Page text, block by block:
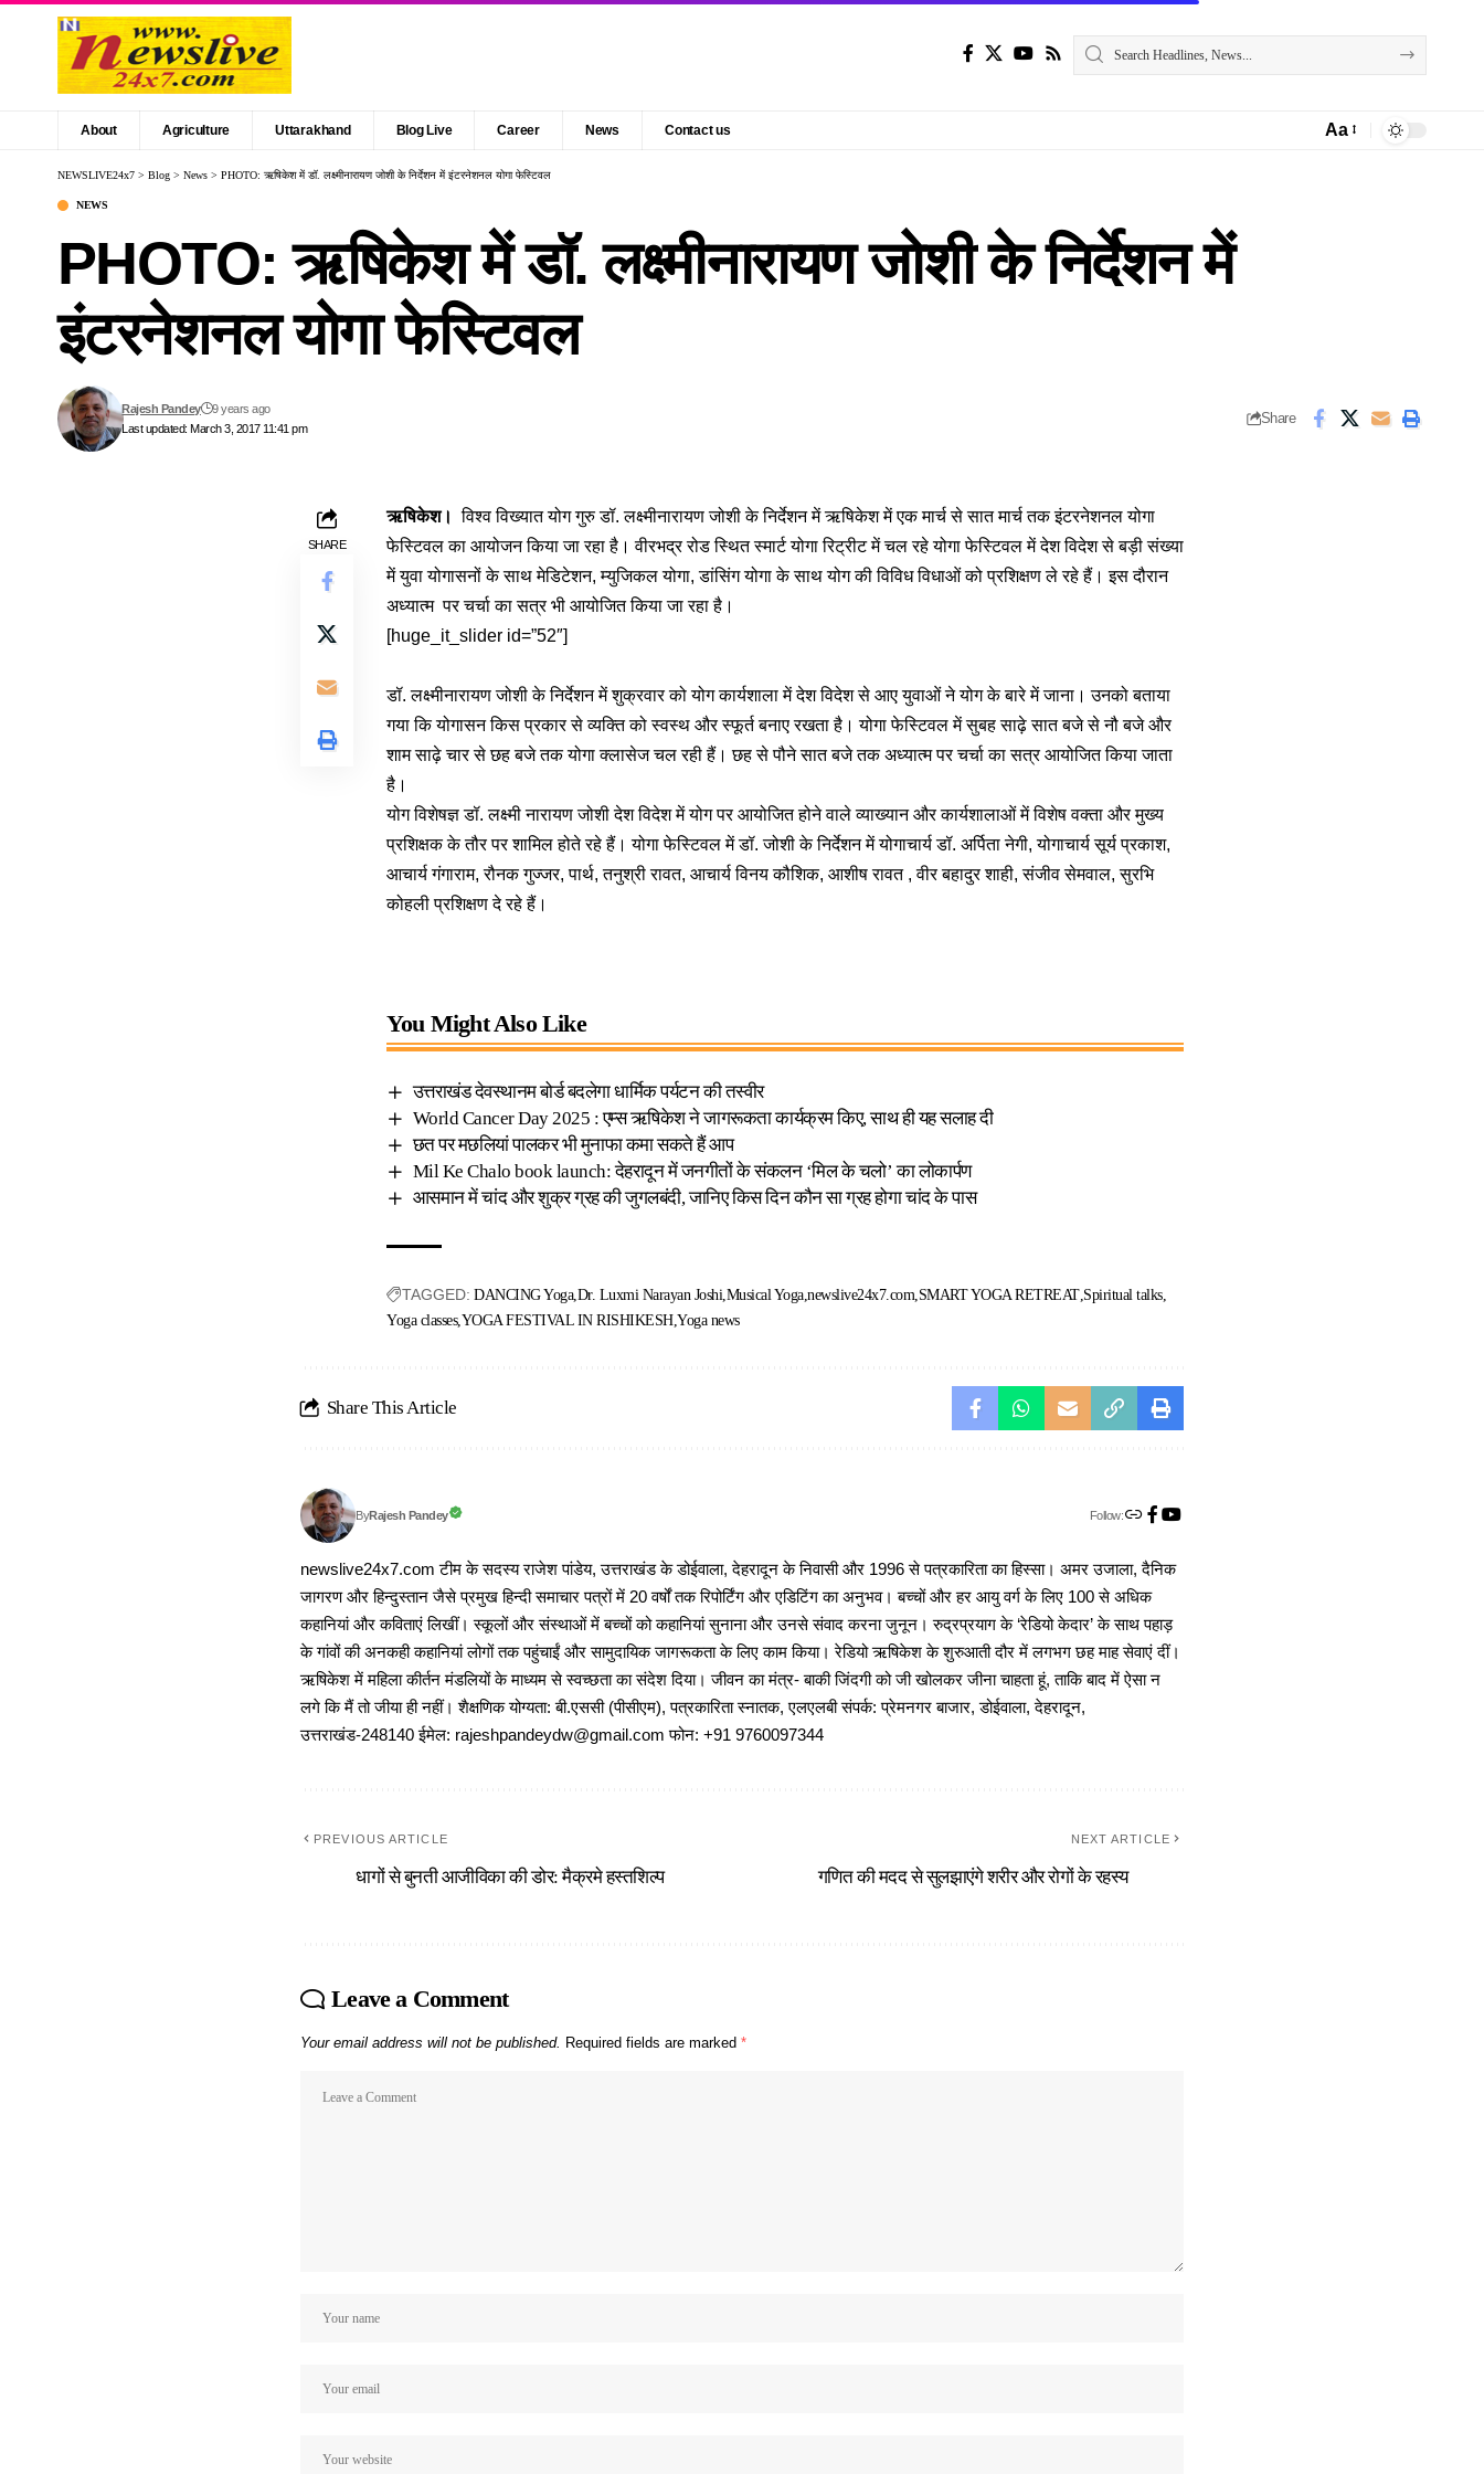
About Agriculture Uttarakhand Blog Live Career News Contact us Aa
NEWSLIVE24x7 > Blog > News > PHOTO: ऋषिकेश में डॉ. लक्ष्मीनारायण जोशी के निर्देशन में इंटरनेशनल योगा फेस्टिवल
NEWS
PHOTO: ऋषिकेश में डॉ. लक्ष्मीनारायण जोशी के निर्देशन में
इंटरनेशनल योगा फेस्टिवल
Last updated: March 3, 2017 11:41 pm
Rajesh Pandey 9 years ago
Share
SHARE
ऋषिकेश। विश्व विख्यात योग गुरु डॉ. लक्ष्मीनारायण जोशी के निर्देशन में ऋषिकेश में एक मार्च से सात मार्च तक इंटरनेशनल योगा
फेस्टिवल का आयोजन किया जा रहा है। वीरभद्र रोड स्थित स्मार्ट योगा रिट्रीट में चल रहे योगा फेस्टिवल में देश विदेश से बड़ी संख्या
में युवा योगासनों के साथ मेडिटेशन, म्युजिकल योगा, डांसिंग योगा के साथ योग की विविध विधाओं को प्रशिक्षण ले रहे हैं। इस दौरान
अध्यात्म पर चर्चा का सत्र भी आयोजित किया जा रहा है।
[huge_it_slider id=”52″]
डॉ. लक्ष्मीनारायण जोशी के निर्देशन में शुक्रवार को योग कार्यशाला में देश विदेश से आए युवाओं ने योग के बारे में जाना। उनको बताया
गया कि योगासन किस प्रकार से व्यक्ति को स्वस्थ और स्फूर्त बनाए रखता है। योगा फेस्टिवल में सुबह साढ़े सात बजे से नौ बजे और
शाम साढ़े चार से छह बजे तक योगा क्लासेज चल रही हैं। छह से पौने सात बजे तक अध्यात्म पर चर्चा का सत्र आयोजित किया जाता
है।
योग विशेषज्ञ डॉ. लक्ष्मी नारायण जोशी देश विदेश में योग पर आयोजित होने वाले व्याख्यान और कार्यशालाओं में विशेष वक्ता और मुख्य
प्रशिक्षक के तौर पर शामिल होते रहे हैं। योगा फेस्टिवल में डॉ. जोशी के निर्देशन में योगाचार्य डॉ. अर्पिता नेगी, योगाचार्य सूर्य प्रकाश,
आचार्य गंगाराम, रौनक गुज्जर, पार्थ, तनुश्री रावत, आचार्य विनय कौशिक, आशीष रावत , वीर बहादुर शाही, संजीव सेमवाल, सुरभि
कोहली प्रशिक्षण दे रहे हैं।
You Might Also Like
उत्तराखंड देवस्थानम बोर्ड बदलेगा धार्मिक पर्यटन की तस्वीर
World Cancer Day 2025 : एम्स ऋषिकेश ने जागरूकता कार्यक्रम किए, साथ ही यह सलाह दी
छत पर मछलियां पालकर भी मुनाफा कमा सकते हैं आप
Mil Ke Chalo book launch: देहरादून में जनगीतों के संकलन ‘मिल के चलो’ का लोकार्पण
आसमान में चांद और शुक्र ग्रह की जुगलबंदी, जानिए किस दिन कौन सा ग्रह होगा चांद के पास
TAGGED: DANCING Yoga Dr. Luxmi Narayan Joshi Musical Yoga newslive24x7.com SMART YOGA RETREAT Spiritual talks
Yoga classes YOGA FESTIVAL IN RISHIKESH Yoga news
Share This Article
ByRajesh Pandey Follow:
newslive24x7.com टीम के सदस्य राजेश पांडेय, उत्तराखंड के डोईवाला, देहरादून के निवासी और 1996 से पत्रकारिता का हिस्सा। अमर उजाला, दैनिक
जागरण और हिन्दुस्तान जैसे प्रमुख हिन्दी समाचार पत्रों में 20 वर्षों तक रिपोर्टिंग और एडिटिंग का अनुभव। बच्चों और हर आयु वर्ग के लिए 100 से अधिक
कहानियां और कविताएं लिखीं। स्कूलों और संस्थाओं में बच्चों को कहानियां सुनाना और उनसे संवाद करना जुनून। रुद्रप्रयाग के ‘रेडियो केदार’ के साथ पहाड़
के गांवों की अनकही कहानियां लोगों तक पहुंचाईं और सामुदायिक जागरूकता के लिए काम किया। रेडियो ऋषिकेश के शुरुआती दौर में लगभग छह माह सेवाएं दीं।
ऋषिकेश में महिला कीर्तन मंडलियों के माध्यम से स्वच्छता का संदेश दिया। जीवन का मंत्र- बाकी जिंदगी को जी खोलकर जीना चाहता हूं, ताकि बाद में ऐसा न
लगे कि मैं तो जीया ही नहीं। शैक्षणिक योग्यता: बी.एससी (पीसीएम), पत्रकारिता स्नातक, एलएलबी संपर्क: प्रेमनगर बाजार, डोईवाला, देहरादून,
उत्तराखंड-248140 ईमेल: rajeshpandeydw@gmail.com फोन: +91 9760097344
PREVIOUS ARTICLE
धागों से बुनती आजीविका की डोर: मैक्रमे हस्तशिल्प
NEXT ARTICLE
गणित की मदद से सुलझाएंगे शरीर और रोगों के रहस्य
Leave a Comment
Your email address will not be published. Required fields are marked *